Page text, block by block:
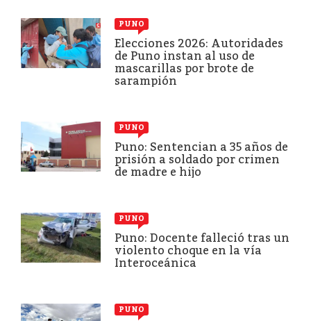
PUNO
Elecciones 2026: Autoridades
de Puno instan al uso de
mascarillas por brote de
sarampión
PUNO
Puno: Sentencian a 35 años de
prisión a soldado por crimen
de madre e hijo
PUNO
Puno: Docente falleció tras un
violento choque en la vía
Interoceánica
PUNO